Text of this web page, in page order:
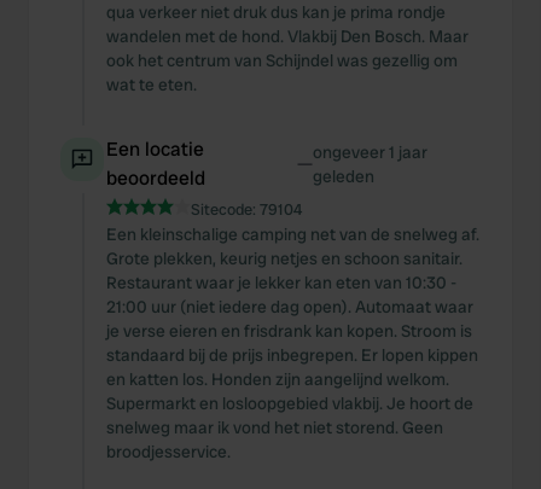
qua verkeer niet druk dus kan je prima rondje
wandelen met de hond. Vlakbij Den Bosch. Maar
ook het centrum van Schijndel was gezellig om
wat te eten.
Een locatie
beoordeeld
—ongeveer 1 jaar
geleden
Sitecode: 79104
Een kleinschalige camping net van de snelweg af.
Grote plekken, keurig netjes en schoon sanitair.
Restaurant waar je lekker kan eten van 10:30 -
21:00 uur (niet iedere dag open). Automaat waar
je verse eieren en frisdrank kan kopen. Stroom is
standaard bij de prijs inbegrepen. Er lopen kippen
en katten los. Honden zijn aangelijnd welkom.
Supermarkt en losloopgebied vlakbij. Je hoort de
snelweg maar ik vond het niet storend. Geen
broodjesservice.